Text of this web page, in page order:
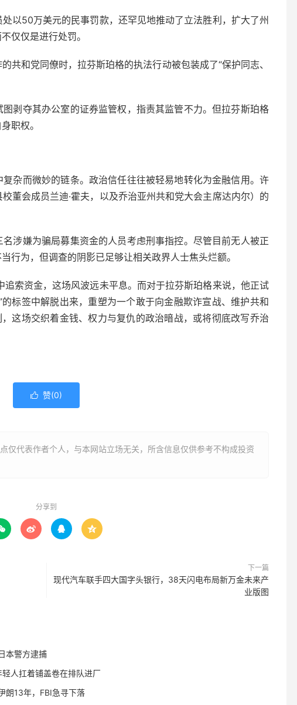
以50万美元的民事罚款，还罕见地推动了立法胜利，扩大了州
仅仅是进行处罚。
共和党同僚时，拉芬斯珀格的执法行动被包装成了“保护同志、
剥夺其办公室的证券监管权，指责其监管不力。但拉芬斯珀格
职权。
杂而微妙的链条。政治信任往往被轻易地转化为金融信用。许
董会成员兰迪·霍夫，以及乔治亚州共和党大会主席达内尔）的
涉嫌为骗局募集资金的人员考虑刑事指控。尽管目前无人被正
行为，但调查的阴影已足够让相关政界人士焦头烂额。
索资金，这场风波远未平息。而对于拉芬斯珀格来说，他正试
标签中解脱出来，重塑为一个敢于向金融欺诈宣战、维护共和
这场交织着金钱、权力与复仇的政治暗战，或将彻底改写乔治
 赞(0)
仅代表作者个人，与本网站立场无关，所含信息仅供参考不构成投资
分享到
  
下一篇
现代汽车联手四大国字头银行，38天闪电布局新万金未来产
业版图
本警方逮捕
人扛着铺盖卷在排队进厂
朗13年，FBI急寻下落